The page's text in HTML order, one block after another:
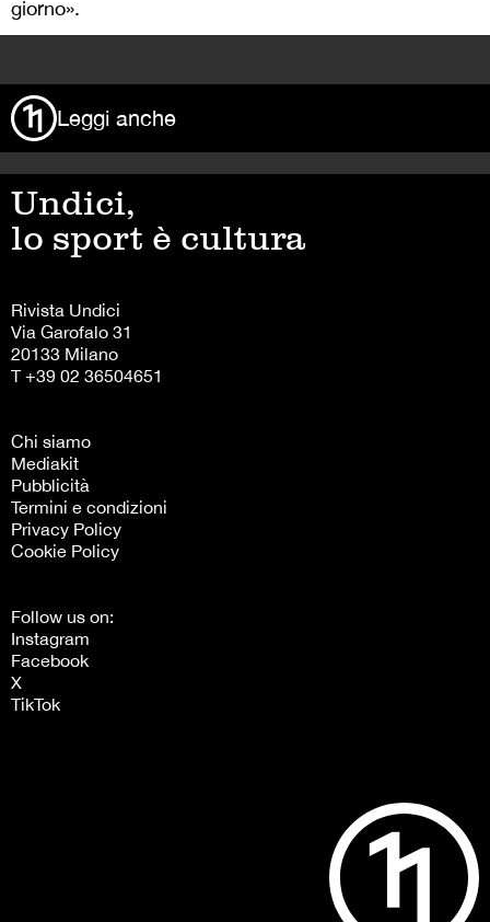
giorno».
Leggi anche
Undici,
lo sport è cultura
Rivista Undici
Via Garofalo 31
20133 Milano
T +39 02 36504651
Chi siamo
Mediakit
Pubblicità
Termini e condizioni
Privacy Policy
Cookie Policy
Follow us on:
Instagram
Facebook
X
TikTok